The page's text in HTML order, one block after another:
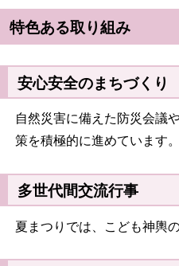
特色ある取り組み
安心安全のまちづくり
自然災害に備えた防災会議
策を積極的に進めています。
多世代間交流行事
夏まつりでは、こども神輿